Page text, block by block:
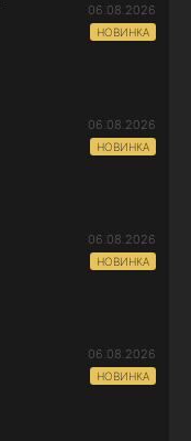
06.08.2026
НОВИНКА
06.08.2026
НОВИНКА
06.08.2026
НОВИНКА
06.08.2026
НОВИНКА